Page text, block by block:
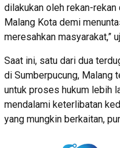
dilakukan oleh rekan-
Malang Kota demi
meresahkan masyarakat,”
Saat ini, satu dari dua
di Sumberpucung, Malang
untuk proses hukum lebih
mendalami keterlibatan
yang mungkin berkaitan,